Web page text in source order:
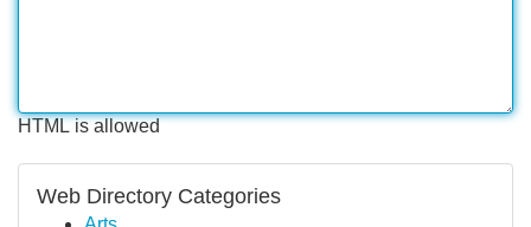
HTML is allowed
Web Directory Categories